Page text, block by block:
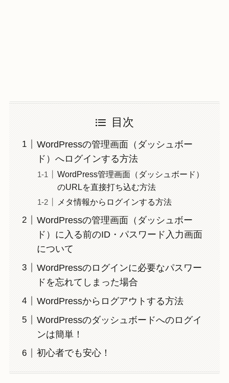
目次
WordPressの管理画面（ダッシュボー
ド）へログインする方法
WordPress管理画面（ダッシュボード）
のURLを直接打ち込む方法
メタ情報からログインする方法
WordPressの管理画面（ダッシュボー
ド）に入る前のID・パスワード入力画面
について
WordPressのログインに必要なパスワー
ドを忘れてしまった場合
WordPressからログアウトする方法
WordPressのダッシュボードへのログイ
ンは簡単！
初心者でも安心！